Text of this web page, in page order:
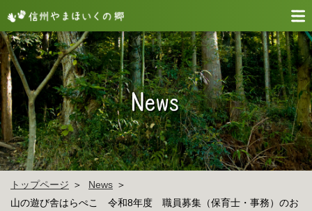
トップページ
News
山の遊び舎はらぺこ 令和8年度 職員募集（保育士・事務）のお